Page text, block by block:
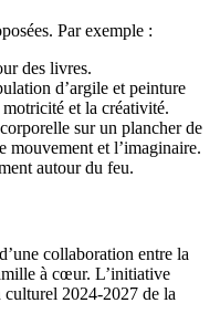
Par exemple :
des livres.
d’argile et peinture
et la créativité.
sur un plancher de
mouvement et l’imaginaire.
autour du feu.
collaboration entre la
à cœur. L’initiative
culturel 2024-2027 de la